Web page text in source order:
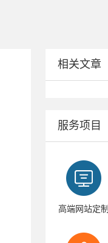
相关文章
服务项目
高端网站定制